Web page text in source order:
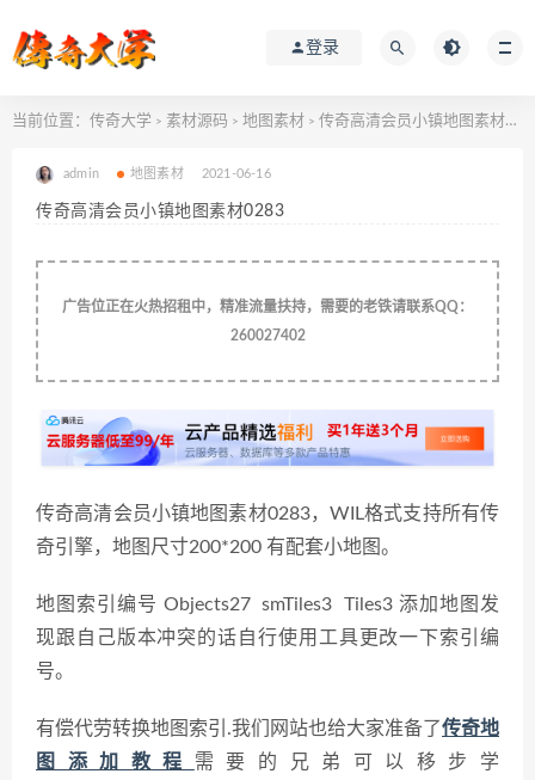
登录
当前位置： 传奇大学 > 素材源码 > 地图素材 > 传奇高清会员小镇地图素材0283
admin 地图素材 2021-06-16
传奇高清会员小镇地图素材0283
广告位正在火热招租中，精准流量扶持，需要的老铁请联系QQ：
260027402
传奇高清会员小镇地图素材0283，WIL格式支持所有传
奇引擎，地图尺寸200*200 有配套小地图。
地图索引编号 Objects27 smTiles3 Tiles3添加地图发
现跟自己版本冲突的话自行使用工具更改一下索引编
号。
有偿代劳转换地图索引.我们网站也给大家准备了传奇地
图添加教程 需要的兄弟可以移步学